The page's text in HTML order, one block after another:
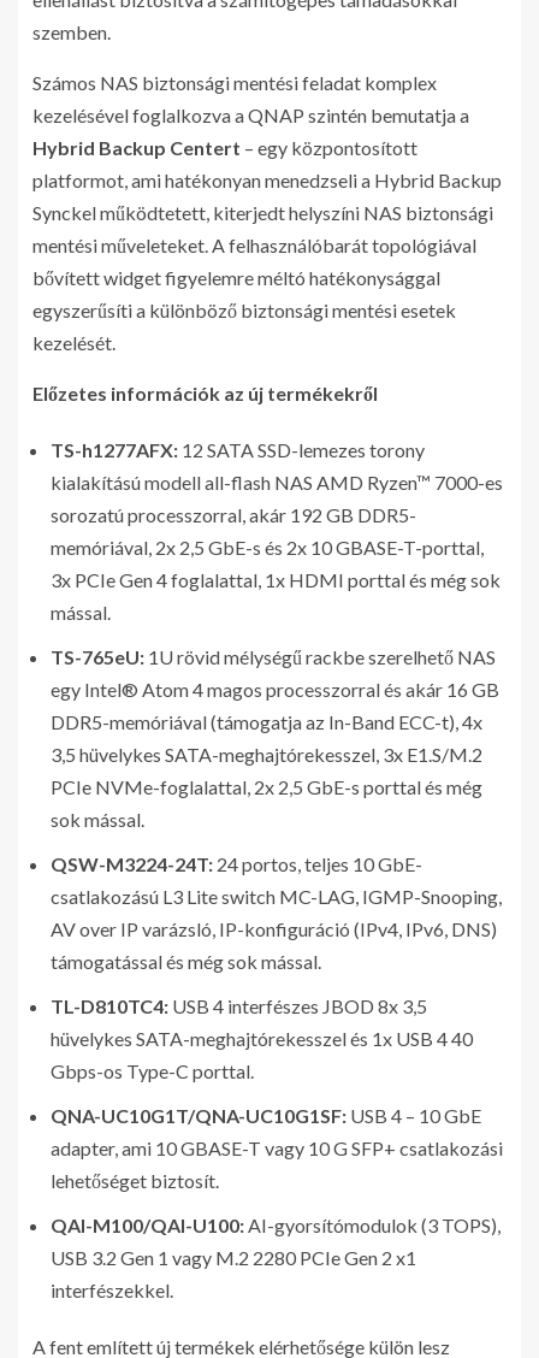
szemben.
Számos NAS biztonsági mentési feladat komplex
kezelésével foglalkozva a QNAP szintén bemutatja a
Hybrid Backup Centert – egy központosított
platformot, ami hatékonyan menedzseli a Hybrid Backup
Synckel működtetett, kiterjedt helyszíni NAS biztonsági
mentési műveleteket. A felhasználóbarát topológiával
bővített widget figyelemre méltó hatékonysággal
egyszerűsíti a különböző biztonsági mentési esetek
kezelését.
Előzetes információk az új termékekről
TS-h1277AFX: 12 SATA SSD-lemezes torony
kialakítású modell all-flash NAS AMD Ryzen™ 7000-es
sorozatú processzorral, akár 192 GB DDR5-
memóriával, 2x 2,5 GbE-s és 2x 10 GBASE-T-porttal,
3x PCIe Gen 4 foglalattal, 1x HDMI porttal és még sok
mással.
TS-765eU: 1U rövid mélységű rackbe szerelhető NAS
egy Intel® Atom 4 magos processzorral és akár 16 GB
DDR5-memóriával (támogatja az In-Band ECC-t), 4x
3,5 hüvelykes SATA-meghajtórekesszel, 3x E1.S/M.2
PCIe NVMe-foglalattal, 2x 2,5 GbE-s porttal és még
sok mással.
QSW-M3224-24T: 24 portos, teljes 10 GbE-
csatlakozású L3 Lite switch MC-LAG, IGMP-Snooping,
AV over IP varázsló, IP-konfiguráció (IPv4, IPv6, DNS)
támogatással és még sok mással.
TL-D810TC4: USB 4 interfészes JBOD 8x 3,5
hüvelykes SATA-meghajtórekesszel és 1x USB 4 40
Gbps-os Type-C porttal.
QNA-UC10G1T/QNA-UC10G1SF: USB 4 – 10 GbE
adapter, ami 10 GBASE-T vagy 10 G SFP+ csatlakozási
lehetőséget biztosít.
QAI-M100/QAI-U100:AI-gyorsítómodulok (3 TOPS),
USB 3.2 Gen 1 vagy M.2 2280 PCIe Gen 2 x1
interfészekkel.
A fent említett új termékek elérhetősége külön lesz